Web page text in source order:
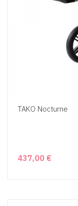
TAKO Nocturne
437,00 €